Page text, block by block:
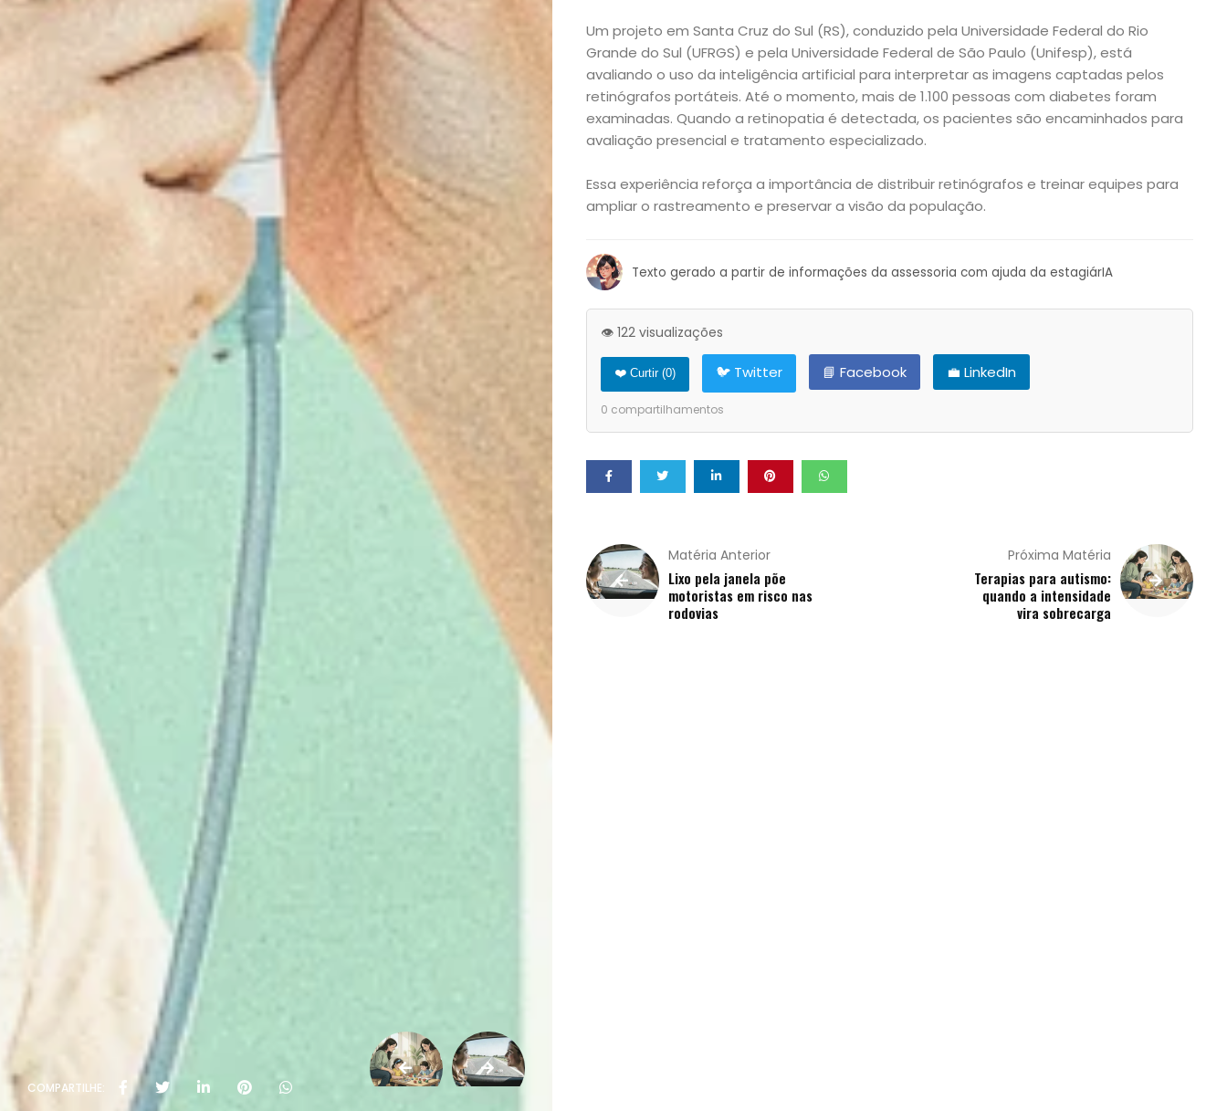
Exclusiva
Homem
Mães
Filhos
Notícias
Opinião
Pets
Receitas
Saúde
e
Qualidade
de
COMPARTILHE:
Um projeto em Santa Cruz do Sul (RS), conduzido pela Universidade Federal do Rio
Grande do Sul (UFRGS) e pela Universidade Federal de São Paulo (Unifesp), está
avaliando o uso da inteligência artificial para interpretar as imagens captadas pelos
retinógrafos portáteis. Até o momento, mais de 1.100 pessoas com diabetes foram
examinadas. Quando a retinopatia é detectada, os pacientes são encaminhados para
avaliação presencial e tratamento especializado.
Essa experiência reforça a importância de distribuir retinógrafos e treinar equipes para
ampliar o rastreamento e preservar a visão da população.
Texto gerado a partir de informações da assessoria com ajuda da estagiárIA
👁️ 122 visualizações
❤️ Curtir (0) 🐦 Twitter 📘 Facebook 💼 LinkedIn
0 compartilhamentos
Matéria Anterior
Lixo pela janela põe
motoristas em risco nas
rodovias
Próxima Matéria
Terapias para autismo:
quando a intensidade
vira sobrecarga